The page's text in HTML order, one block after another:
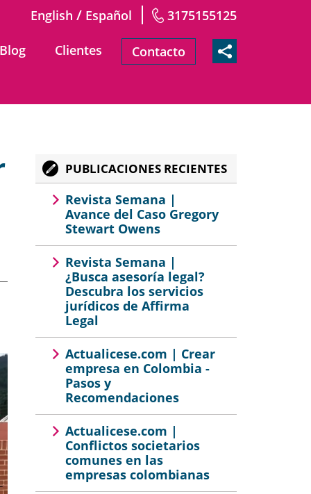
English / Español 3175155125
Blog Clientes Contacto
PUBLICACIONES RECIENTES
Revista Semana |
Avance del Caso Gregory
Stewart Owens
Revista Semana |
¿Busca asesoría legal?
Descubra los servicios
jurídicos de Affirma
Legal
Actualicese.com | Crear
empresa en Colombia -
Pasos y
Recomendaciones
Actualicese.com |
Conflictos societarios
comunes en las
empresas colombianas